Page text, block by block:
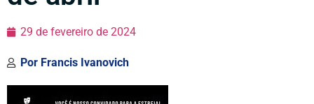
29 de fevereiro de 2024
Por Francis Ivanovich